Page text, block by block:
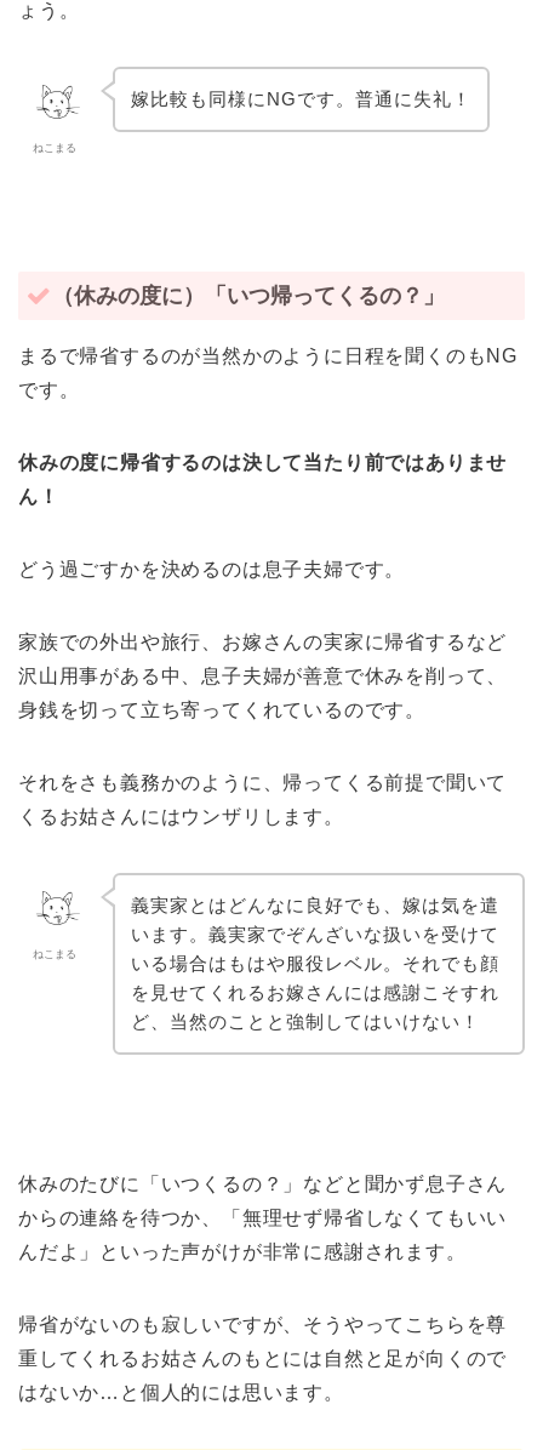
ょう。
ねこまる
嫁比較も同様にNGです。普通に失礼！
（休みの度に）「いつ帰ってくるの？」
まるで帰省するのが当然かのように日程を聞くのもNG
です。
休みの度に帰省するのは決して当たり前ではありませ
ん！
どう過ごすかを決めるのは息子夫婦です。
家族での外出や旅行、お嫁さんの実家に帰省するなど
沢山用事がある中、息子夫婦が善意で休みを削って、
身銭を切って立ち寄ってくれているのです。
それをさも義務かのように、帰ってくる前提で聞いて
くるお姑さんにはウンザリします。
ねこまる
義実家とはどんなに良好でも、嫁は気を遣
います。義実家でぞんざいな扱いを受けて
いる場合はもはや服役レベル。それでも顔
を見せてくれるお嫁さんには感謝こそすれ
ど、当然のことと強制してはいけない！
休みのたびに「いつくるの？」などと聞かず息子さん
からの連絡を待つか、「無理せず帰省しなくてもいい
んだよ」といった声がけが非常に感謝されます。
帰省がないのも寂しいですが、そうやってこちらを尊
重してくれるお姑さんのもとには自然と足が向くので
はないか…と個人的には思います。